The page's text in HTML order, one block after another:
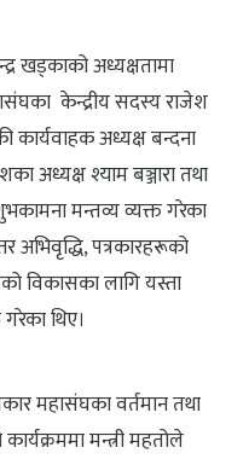
खड्काको अध्यक्षतामा
केन्द्रीय सदस्य राजेश
कार्यवाहक अध्यक्ष बन्दना
अध्यक्ष श्याम बञ्जारा तथा
मन्तव्य व्यक्त गरेका
अभिवृद्धि, पत्रकारहरूको
विकासका लागि यस्ता
थिए।
महासंघका वर्तमान तथा
मन्त्री महतोले